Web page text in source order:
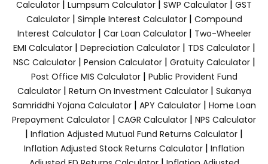
Calculator | Lumpsum Calculator | SWP Calculator | GST
Calculator| Simple Interest Calculator| Compound
Interest Calculator| Car Loan Calculator| Two-Wheeler
EMI Calculator| Depreciation Calculator| TDS Calculator|
NSC Calculator| Pension Calculator| Gratuity Calculator|
Post Office MIS Calculator| Public Provident Fund
Calculator| Return On Investment Calculator| Sukanya
Samriddhi Yojana Calculator| APY Calculator| Home Loan
Prepayment Calculator | CAGR Calculator | NPS Calculator
| Inflation Adjusted Mutual Fund Returns Calculator |
Inflation Adjusted Stock Returns Calculator| Inflation